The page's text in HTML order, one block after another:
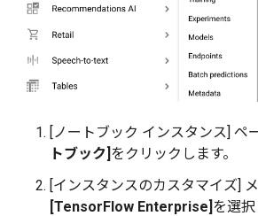
[ノートブック インスタンス] ペ
トブック] をクリックします。
[インスタンスのカスタマイズ] メ
[TensorFlow Enterprise] を選択